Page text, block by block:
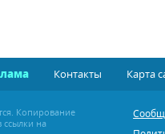
Контакты Карта
Копирование
ссылки на